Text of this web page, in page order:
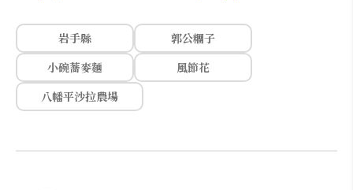
岩手縣
郭公糰子
小碗蕎麥麵
風節花
八幡平沙拉農場